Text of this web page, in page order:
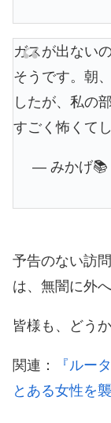
ガスが出ない
そうです。朝
したが、私の
すごく怖くて
— みかげ📚
予告のない訪
は、無闇に外
皆様も、どう
関連：
『ルー
とある女性を